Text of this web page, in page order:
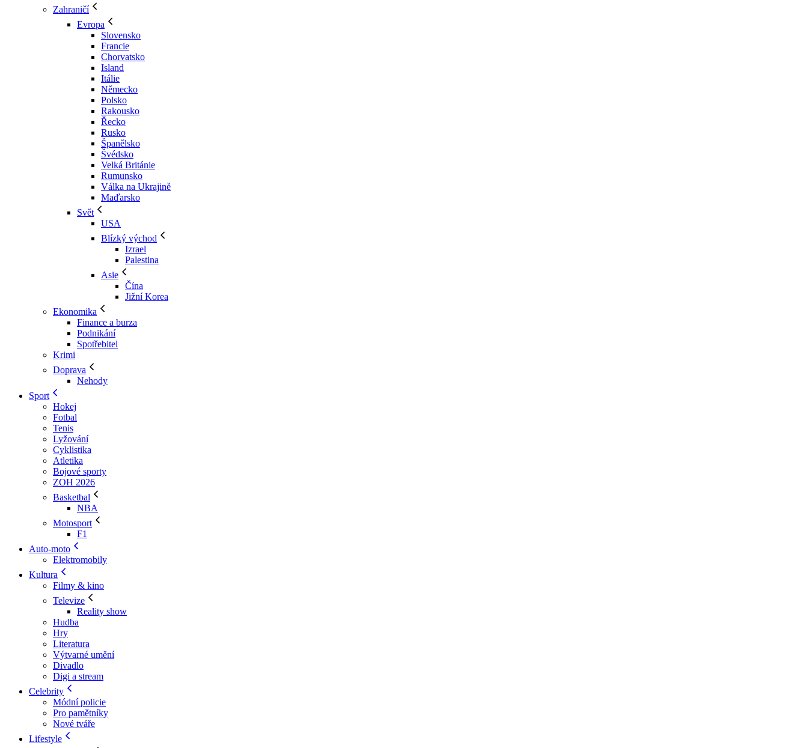
Zahraničí
Evropa
Slovensko
Francie
Chorvatsko
Island
Itálie
Německo
Polsko
Rakousko
Řecko
Rusko
Španělsko
Švédsko
Velká Británie
Rumunsko
Válka na Ukrajině
Maďarsko
Svět
USA
Blízký východ
Izrael
Palestina
Asie
Čína
Jižní Korea
Ekonomika
Finance a burza
Podnikání
Spotřebitel
Krimi
Doprava
Nehody
Sport
Hokej
Fotbal
Tenis
Lyžování
Cyklistika
Atletika
Bojové sporty
ZOH 2026
Basketbal
NBA
Motosport
F1
Auto-moto
Elektromobily
Kultura
Filmy & kino
Televize
Reality show
Hudba
Hry
Literatura
Výtvarné umění
Divadlo
Digi a stream
Celebrity
Módní policie
Pro pamětníky
Nové tváře
Lifestyle